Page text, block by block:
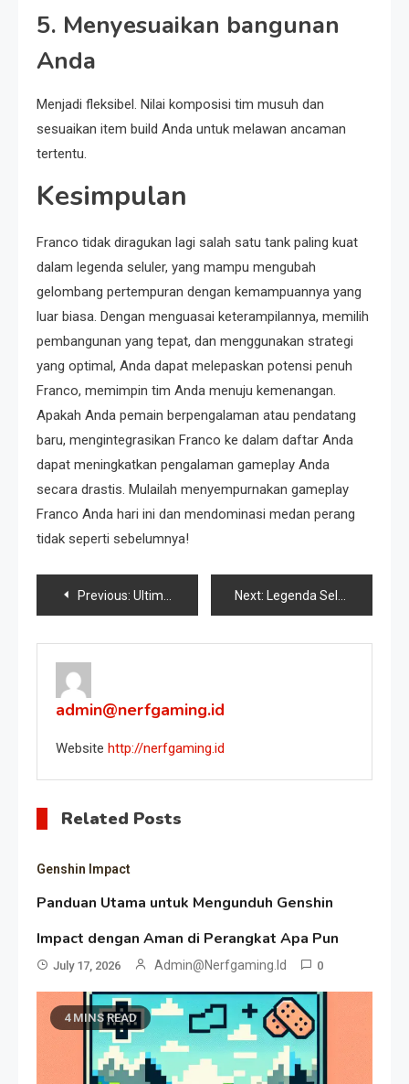
5. Menyesuaikan bangunan
Anda
Menjadi fleksibel. Nilai komposisi tim musuh dan
sesuaikan item build Anda untuk melawan ancaman
tertentu.
Kesimpulan
Franco tidak diragukan lagi salah satu tank paling kuat
dalam legenda seluler, yang mampu mengubah
gelombang pertempuran dengan kemampuannya yang
luar biasa. Dengan menguasai keterampilannya, memilih
pembangunan yang tepat, dan menggunakan strategi
yang optimal, Anda dapat melepaskan potensi penuh
Franco, memimpin tim Anda menuju kemenangan.
Apakah Anda pemain berpengalaman atau pendatang
baru, mengintegrasikan Franco ke dalam daftar Anda
dapat meningkatkan pengalaman gameplay Anda
secara drastis. Mulailah menyempurnakan gameplay
Franco Anda hari ini dan mendominasi medan perang
tidak seperti sebelumnya!
Post
navigation
Previous: UltimateGuideToPupMobileLegends Next: Legenda Seluler: Bang Bang di PC – Panduan komprehensif untuk bermain dengan lancar
admin@nerfgaming.id
Website http://nerfgaming.id
Related Posts
Genshin Impact
Panduan Utama untuk Mengunduh Genshin
Impact dengan Aman di Perangkat Apa Pun
July 17, 2026 Admin@nerfgaming.id 0
4 MINS READ